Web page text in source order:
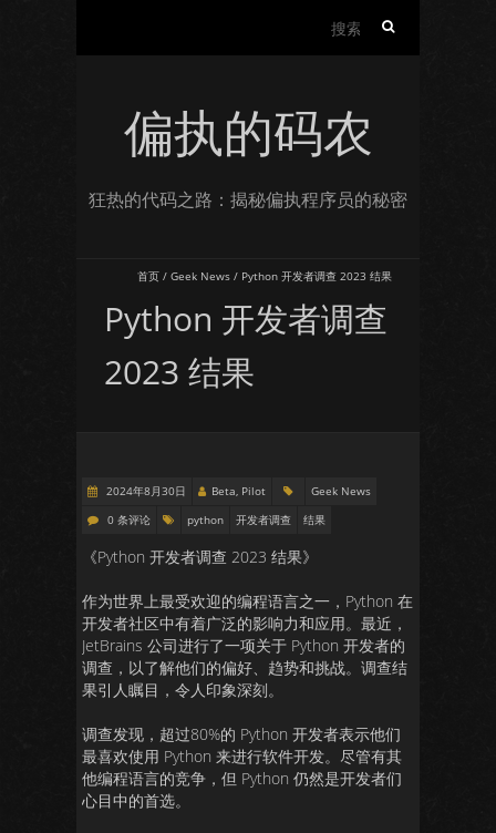
偏执的码农
狂热的代码之路：揭秘偏执程序员的秘密
首页 / Geek News / Python 开发者调查 2023 结果
Python 开发者调查
2023 结果
2024年8月30日 Beta, Pilot
Geek News
0 条评论
python 开发者调查 结果
《Python 开发者调查 2023 结果》
作为世界上最受欢迎的编程语言之一，Python 在
开发者社区中有着广泛的影响力和应用。最近，
JetBrains 公司进行了一项关于 Python 开发者的
调查，以了解他们的偏好、趋势和挑战。调查结
果引人瞩目，令人印象深刻。
调查发现，超过80%的 Python 开发者表示他们
最喜欢使用 Python 来进行软件开发。尽管有其
他编程语言的竞争，但 Python 仍然是开发者们
心目中的首选。